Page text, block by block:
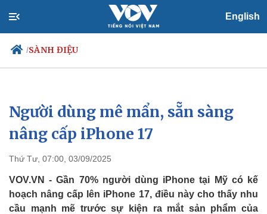
English
/SÀNH ĐIỆU
Chính trị
Đảng
Tổ chức nhân sự
Nhận diện sự thật
Xã hội
Tin 24h
Dự báo thời tiết
Việc làm
Biển đảo
Người dùng mê mẩn, sẵn sàng
nâng cấp iPhone 17
Thứ Tư, 07:00, 03/09/2025
VOV.VN - Gần 70% người dùng iPhone tại Mỹ có kế
hoạch nâng cấp lên iPhone 17, điều này cho thấy nhu
cầu mạnh mẽ trước sự kiện ra mắt sản phẩm của